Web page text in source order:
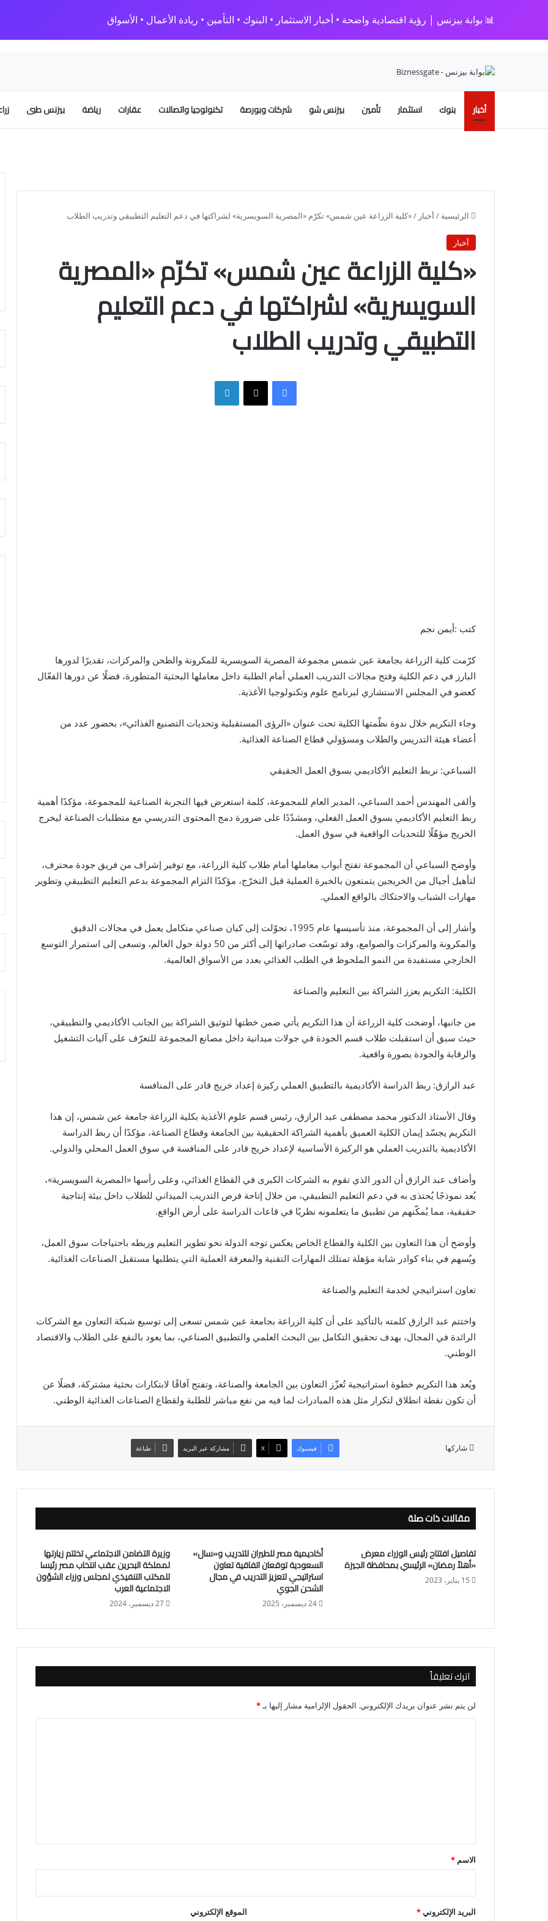
📊 بوابة بيزنس | رؤية اقتصادية واضحة • أخبار الاستثمار • البنوك • التأمين • ريادة الأعمال • الأسواق
أخبار بنوك استثمار تأمين بيزنس شو شركات وبورصة تكنولوجيا واتصالات عقارات رياضة بيزنس طبى
الرئيسية / أخبار /«كلية الزراعة عين شمس» تكرّم «المصرية السويسرية» لشراكتها في دعم التعليم التطبيقي وتدريب الطلاب
أخبار
«كلية الزراعة عين شمس» تكرّم «المصرية
السويسرية» لشراكتها في دعم التعليم
التطبيقي وتدريب الطلاب
فيسبوك X
كتب :أيمن نجم
كرّمت كلية الزراعة بجامعة عين شمس مجموعة المصرية السويسرية للمكرونة والطحن والمركزات، تقديرًا لدورها
البارز في دعم الكلية وفتح مجالات التدريب العملي أمام الطلبة داخل معاملها البحثية المتطورة، فضلًا عن دورها الفعّال
كعضو في المجلس الاستشاري لبرنامج علوم وتكنولوجيا الأغذية.
وجاء التكريم خلال ندوة نظّمتها الكلية تحت عنوان «الرؤى المستقبلية وتحديات التصنيع الغذائي»، بحضور عدد من
أعضاء هيئة التدريس والطلاب ومسؤولي قطاع الصناعة الغذائية.
السباعي: نربط التعليم الأكاديمي بسوق العمل الحقيقي
وألقى المهندس أحمد السباعي، المدير العام للمجموعة، كلمة استعرض فيها التجربة الصناعية للمجموعة، مؤكدًا أهمية
ربط التعليم الأكاديمي بسوق العمل الفعلي، ومشدّدًا على ضرورة دمج المحتوى التدريسي مع متطلبات الصناعة ليخرج
الخريج مؤهّلًا للتحديات الواقعية في سوق العمل.
وأوضح السباعي أن المجموعة تفتح أبواب معاملها أمام طلاب كلية الزراعة، مع توفير إشراف من فريق جودة محترف،
لتأهيل أجيال من الخريجين يتمتعون بالخبرة العملية قبل التخرّج، مؤكدًا التزام المجموعة بدعم التعليم التطبيقي وتطوير
مهارات الشباب والاحتكاك بالواقع العملي.
وأشار إلى أن المجموعة، منذ تأسيسها عام 1995، تحوّلت إلى كيان صناعي متكامل يعمل في مجالات الدقيق
والمكرونة والمركزات والصوامع، وقد توسّعت صادراتها إلى أكثر من 50 دولة حول العالم، وتسعى إلى استمرار التوسع
الخارجي مستفيدة من النمو الملحوظ في الطلب الغذائي بعدد من الأسواق العالمية.
الكلية: التكريم يعزز الشراكة بين التعليم والصناعة
من جانبها، أوضحت كلية الزراعة أن هذا التكريم يأتي ضمن خطتها لتوثيق الشراكة بين الجانب الأكاديمي والتطبيقي،
حيث سبق أن استقبلت طلاب قسم الجودة في جولات ميدانية داخل مصانع المجموعة للتعرّف على آليات التشغيل
والرقابة والجودة بصورة واقعية.
عبد الرازق: ربط الدراسة الأكاديمية بالتطبيق العملي ركيزة إعداد خريج قادر على المنافسة
وقال الأستاذ الدكتور محمد مصطفى عبد الرازق، رئيس قسم علوم الأغذية بكلية الزراعة جامعة عين شمس، إن هذا
التكريم يجسّد إيمان الكلية العميق بأهمية الشراكة الحقيقية بين الجامعة وقطاع الصناعة، مؤكدًا أن ربط الدراسة
الأكاديمية بالتدريب العملي هو الركيزة الأساسية لإعداد خريج قادر على المنافسة في سوق العمل المحلي والدولي.
وأضاف عبد الرازق أن الدور الذي تقوم به الشركات الكبرى في القطاع الغذائي، وعلى رأسها «المصرية السويسرية»،
يُعد نموذجًا يُحتذى به في دعم التعليم التطبيقي، من خلال إتاحة فرص التدريب الميداني للطلاب داخل بيئة إنتاجية
حقيقية، مما يُمكّنهم من تطبيق ما يتعلمونه نظريًا في قاعات الدراسة على أرض الواقع.
وأوضح أن هذا التعاون بين الكلية والقطاع الخاص يعكس توجه الدولة نحو تطوير التعليم وربطه باحتياجات سوق العمل،
ويُسهم في بناء كوادر شابة مؤهلة تمتلك المهارات التقنية والمعرفة العملية التي يتطلبها مستقبل الصناعات الغذائية.
تعاون استراتيجي لخدمة التعليم والصناعة
واختتم عبد الرازق كلمته بالتأكيد على أن كلية الزراعة بجامعة عين شمس تسعى إلى توسيع شبكة التعاون مع الشركات
الرائدة في المجال، بهدف تحقيق التكامل بين البحث العلمي والتطبيق الصناعي، بما يعود بالنفع على الطلاب والاقتصاد
الوطني.
ويُعد هذا التكريم خطوة استراتيجية تُعزّز التعاون بين الجامعة والصناعة، وتفتح آفاقًا لابتكارات بحثية مشتركة، فضلًا عن
أن تكون نقطة انطلاق لتكرار مثل هذه المبادرات لما فيه من نفع مباشر للطلبة ولقطاع الصناعات الغذائية الوطني.
شاركها فيسبوك X مشاركة عبر البريد طباعة
مقالات ذات صلة
تفاصيل افتتاح رئيس الوزراء معرض
«أهلاً رمضان» الرئيسي بمحافظة الجيزة
15 يناير، 2023
أكاديمية مصر للطيران للتدريب و«سال»
السعودية توقعان اتفاقية تعاون
استراتيجي لتعزيز التدريب في مجال
الشحن الجوي
24 ديسمبر، 2025
وزيرة التضامن الاجتماعي تختتم زيارتها
لمملكة البحرين عقب انتخاب مصر رئيسا
للمكتب التنفيذي لمجلس وزراء الشؤون
الاجتماعية العرب
27 ديسمبر، 2024
اترك تعليقاً
لن يتم نشر عنوان بريدك الإلكتروني. الحقول الإلزامية مشار إليها بـ*
*
الاسم *
البريد الإلكتروني* الموقع الإلكتروني